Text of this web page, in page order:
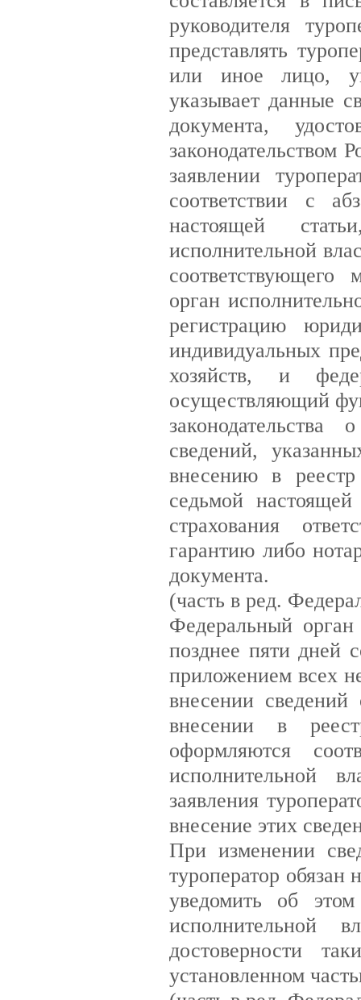
руководителя
представлять
или иное лицо,
указывает данные
документа,
законодательством
заявлении
соответствии с
настоящей
исполнительной
соответствующего
орган
регистрацию
индивидуальных
хозяйств, и
осуществляющий
сведений,
внесению в
седьмой настоящей
страхования
гарантию либо
документа.
(часть в ред.
Федеральный
позднее пяти дней
приложением всех
внесении
внесении в
оформляются
исполнительной
заявления
внесение этих
При изменении
туроператор обязан
уведомить об
исполнительной
достоверности
установленном